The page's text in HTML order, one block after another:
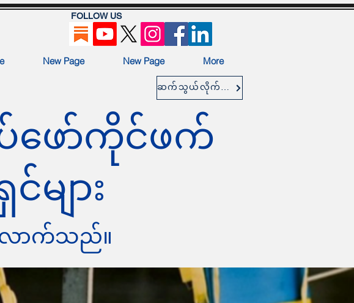
New Page New Page More
FOLLOW US
ဖော်ကိုင်ဖက်
များ
ောက်သည်။